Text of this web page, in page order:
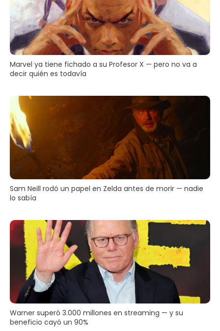
Marvel ya tiene fichado a su Profesor X — pero no va a
decir quién es todavía
Sam Neill rodó un papel en Zelda antes de morir — nadie
lo sabía
Warner superó 3.000 millones en streaming — y su
beneficio cayó un 90%